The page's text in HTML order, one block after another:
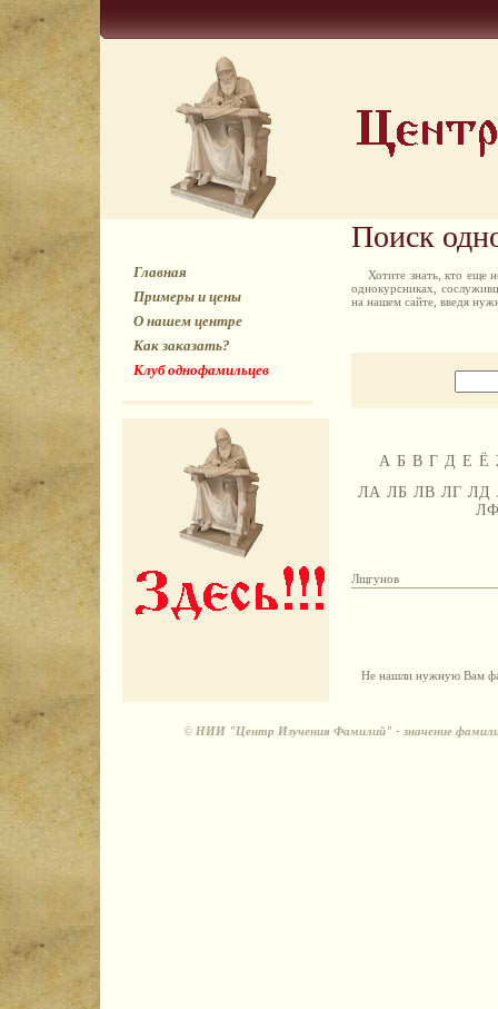
Главная
Примеры и цены
О нашем центре
Как заказать?
Клуб однофамильцев
Поиск
Хотите знать, кто еще
однокурсниках,
на нашем сайте, введя
А Б В Г Д Е Ё
ЛА ЛБ ЛВ ЛГ ЛД
ЛФ
Лщгунов
Не нашли нужную Вам
© НИИ "Центр Изучения Фамилий" - значение